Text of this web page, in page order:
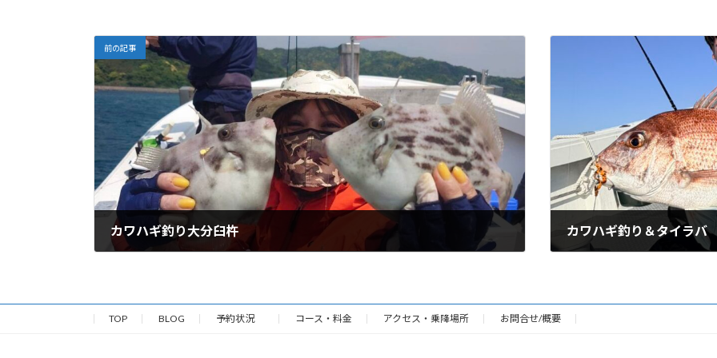
前の記事
カワハギ釣り大分臼杵 カワハギ釣り＆タイラバ
TOP BLOG 予約状況 コース・料金 アクセス・乗降場所 お問合せ/概要